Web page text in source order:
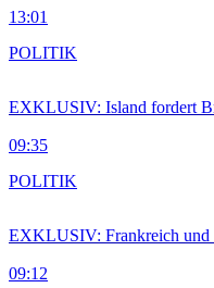
13:01
EXKLUSIV: Island fordert
09:35
POLITIK
EXKLUSIV: Frankreich und
09:12
POLITIK